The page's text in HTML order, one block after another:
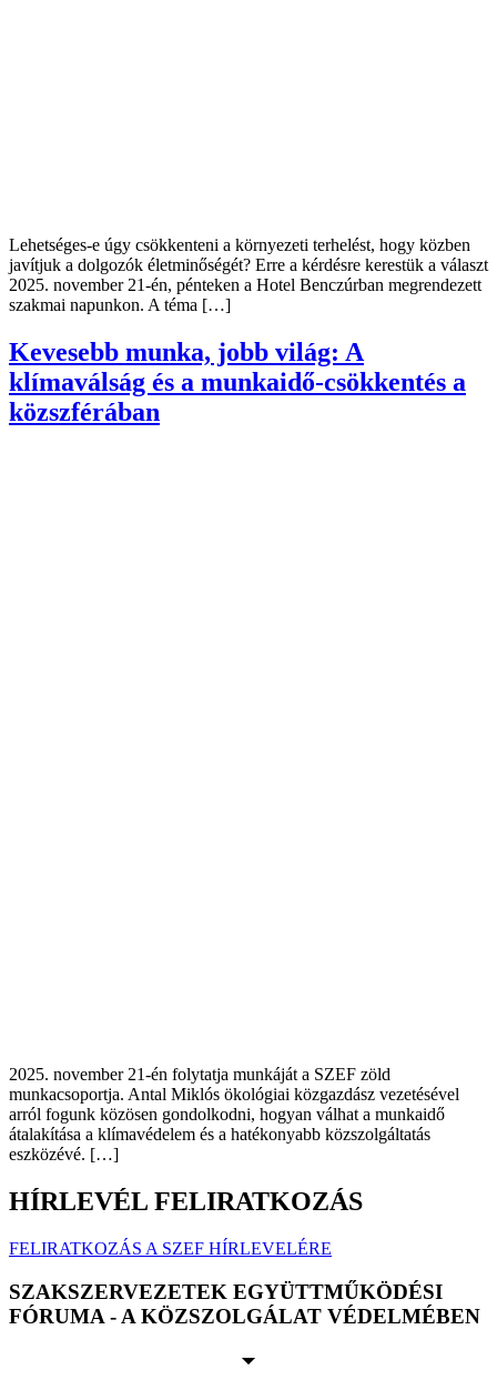
Lehetséges-e úgy csökkenteni a környezeti terhelést, hogy közben
javítjuk a dolgozók életminőségét? Erre a kérdésre kerestük a választ
2025. november 21-én, pénteken a Hotel Benczúrban megrendezett
szakmai napunkon. A téma […]
Kevesebb munka, jobb világ: A
klímaválság és a munkaidő-csökkentés a
közszférában
2025. november 21-én folytatja munkáját a SZEF zöld
munkacsoportja. Antal Miklós ökológiai közgazdász vezetésével
arról fogunk közösen gondolkodni, hogyan válhat a munkaidő
átalakítása a klímavédelem és a hatékonyabb közszolgáltatás
eszközévé. […]
HÍRLEVÉL FELIRATKOZÁS
FELIRATKOZÁS A SZEF HÍRLEVELÉRE
SZAKSZERVEZETEK EGYÜTTMŰKÖDÉSI
FÓRUMA - A KÖZSZOLGÁLAT VÉDELMÉBEN